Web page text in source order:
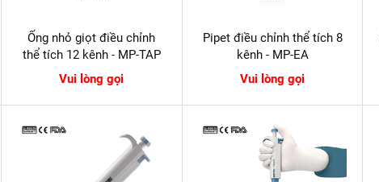
Ống nhỏ giọt điều chỉnh
thể tích 12 kênh - MP-TAP
Vui lòng gọi
Pipet điều chỉnh thể tích 8
kênh - MP-EA
Vui lòng gọi